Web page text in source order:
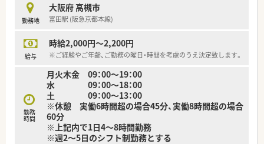
勤務地
大阪府 高槻市
富田駅 (阪急京都本線)
給与
時給2,000円～2,200円
※ご経験やご年齢、ご勤務の曜日・時間を考慮のうえ決定致します。
勤務
時間
月火木金 09：00～19：00
水 09：00～18：00
土 09：00～13：00
※休憩 実働6時間超の場合45分、実働8時間超の場合
60分
※上記内で1日4～8時間勤務
※週2～5日のシフト制勤務とする